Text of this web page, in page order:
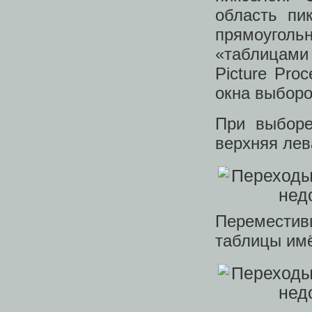
область
Picture
окна
При
верхняя
таблицы